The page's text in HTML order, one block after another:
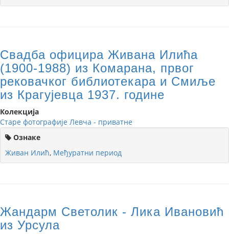
Свадба официра Живана Илића
(1900-1988) из Комарана, првог
рековачког библиотекара и Смиље
из Крагујевца 1937. године
Колекција
Старе фотографије Левча - приватне
Ознаке
Живан Илић, Међуратни период
Жандарм Светолик - Лика Ивановић
из Урсула